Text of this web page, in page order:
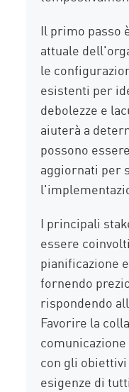
Il primo passo
attuale
le
esistenti per
debolezze e
aiuterà a
possono
aggiornati per
I principali
essere
pianificazione
fornendo
rispondendo
Favorire la
con gli
esigenze di